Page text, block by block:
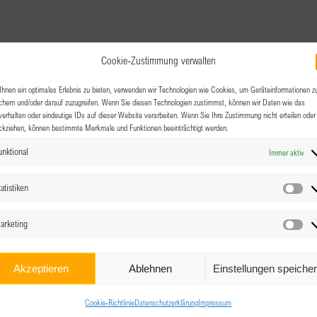
Cookie-Zustimmung verwalten
ein optimales Erlebnis zu bieten, verwenden wir Technologien wie Cookies, um Geräteinformationen
und/oder darauf zuzugreifen. Wenn Sie diesen Technologien zustimmst, können wir Daten wie das
oder eindeutige IDs auf dieser Website verarbeiten. Wenn Sie Ihre Zustimmung nicht erteilen oder
können bestimmte Merkmale und Funktionen beeinträchtigt werden.
Immer aktiv
Akzeptieren Ablehnen Einstellungen
Cookie-RichtlinieDatenschutzerklärungImpressum